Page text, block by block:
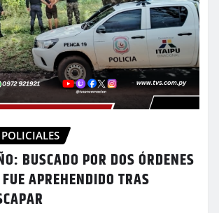
POLICIALES
BUSCADO POR DOS ÓRDENES
APREHENDIDO TRAS